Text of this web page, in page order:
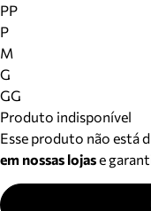
PP
P
M
G
GG
Produto indisponível
Esse produto não está
em nossas lojase